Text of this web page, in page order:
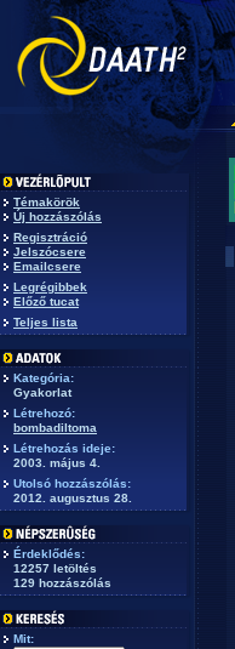
Témakörök
Új hozzászólás
Regisztráció
Jelszócsere
Emailcsere
Legrégibbek
Előző tucat
Teljes lista
Kategória:
Gyakorlat
Létrehozó:
bombadiltoma
Létrehozás ideje:
2003. május 4.
Utolsó hozzászólás:
2012. augusztus 28.
Érdeklődés:
12257 letöltés
129 hozzászólás
Mit: